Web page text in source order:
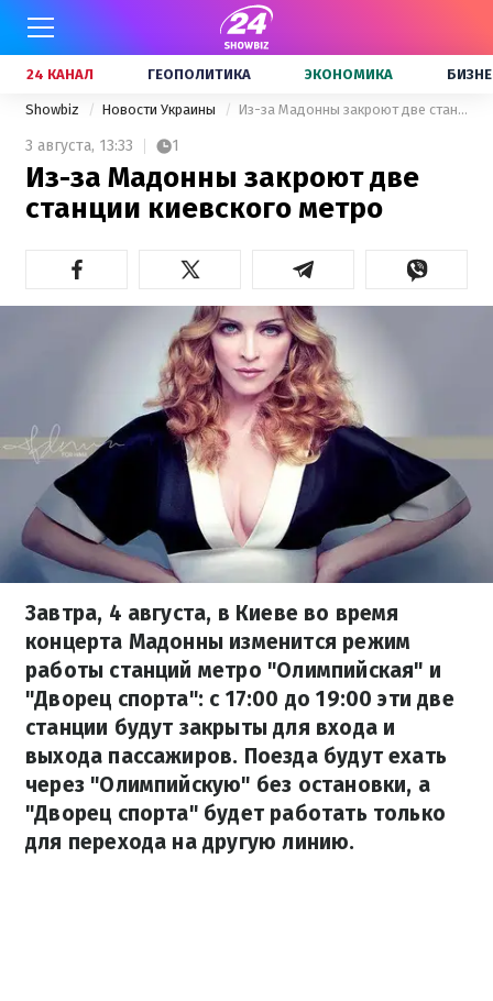
24 КАНАЛ ГЕОПОЛИТИКА ЭКОНОМИКА
Showbiz Новости Украины Из-за Мадонны закроют две станции киевского метро
3 августа, 13:33 1
Из-за Мадонны закроют две
станции киевского метро
Завтра, 4 августа, в Киеве во время
концерта Мадонны изменится режим
работы станций метро "Олимпийская" и
"Дворец спорта": с 17:00 до 19:00 эти две
станции будут закрыты для входа и
выхода пассажиров. Поезда будут ехать
через "Олимпийскую" без остановки, а
"Дворец спорта" будет работать только
для перехода на другую линию.